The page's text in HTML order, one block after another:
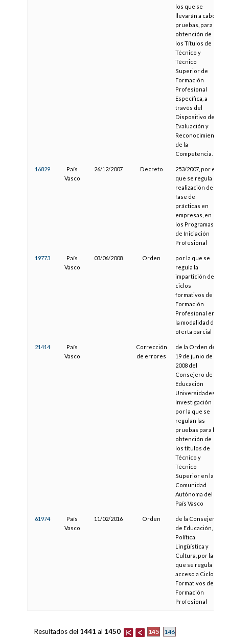
los que se
llevarán a cabo
pruebas, para la
obtención de
los Títulos de
Técnico y
Técnico
Superior de
Formación
Profesional
Específica, a
través del
Dispositivo de
Evaluación y
Reconocimiento
de la
Competencia.
16829
País
Vasco
26/12/2007 Decreto
253/2007, por el
que se regula la
realización de la
fase de
prácticas en
empresas, en
los Programas
de Iniciación
Profesional
19773
País
Vasco
03/06/2008 Orden
por la que se
regula la
impartición de
ciclos
formativos de
Formación
Profesional en
la modalidad de
oferta parcial
21414
País
Vasco
Corrección
de errores
de la Orden de
19 de junio de
2008 del
Consejero de
Educación
Universidades e
Investigación
por la que se
regulan las
pruebas para la
obtención de
los títulos de
Técnico y
Técnico
Superior en la
Comunidad
Autónoma del
País Vasco
61974
País
Vasco
11/02/2016 Orden
de la Consejera
de Educación,
Política
Lingüística y
Cultura, por la
que se regula el
acceso a Ciclos
Formativos de
Formación
Profesional
145 146
Resultados del 1441 al 1450